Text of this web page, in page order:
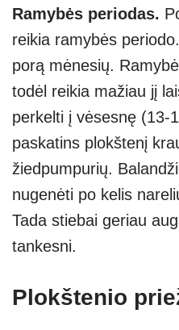
Ramybės periodas.
reikia ramybės
porą mėnesių.
todėl reikia mažiau jį
perkelti į vėsesnę (13-
paskatins plokštenį
žiedpumpurių.
nugenėti po kelis
Tada stiebai geriau
tankesni.
Plokštenio